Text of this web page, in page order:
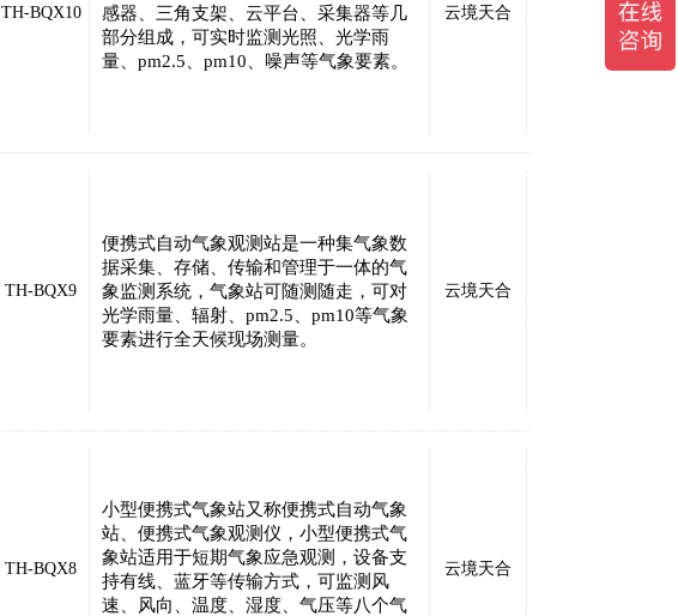
TH-BQX10
感器、三角支架、云平台、采集器等几
部分组成，可实时监测光照、光学雨
量、pm2.5、pm10、噪声等气象要素。
云境天合
TH-BQX9
便携式自动气象观测站是一种集气象数
据采集、存储、传输和管理于一体的气
象监测系统，气象站可随测随走，可对
光学雨量、辐射、pm2.5、pm10等气象
要素进行全天候现场测量。
云境天合
TH-BQX8
小型便携式气象站又称便携式自动气象
站、便携式气象观测仪，小型便携式气
象站适用于短期气象应急观测，设备支
持有线、蓝牙等传输方式，可监测风
速、风向、温度、湿度、气压等八个气
云境天合